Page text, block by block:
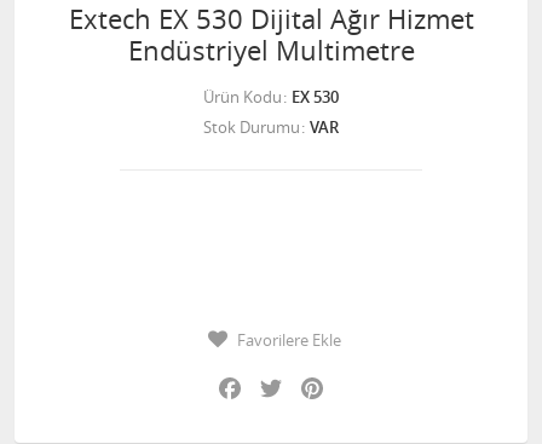
Extech EX 530 Dijital Ağır Hizmet
Endüstriyel Multimetre
Ürün Kodu EX 530
Stok Durumu VAR
Favorilere Ekle
Facebook
Twitter